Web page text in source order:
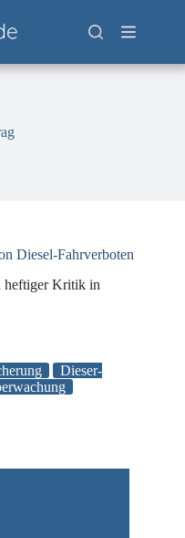
Diesel-Fahrverboten
heftiger Kritik in
Dieser-